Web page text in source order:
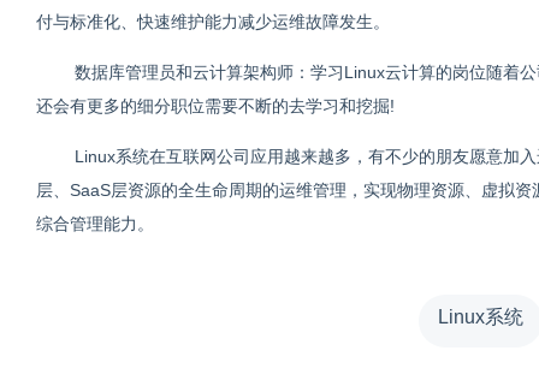
付与标准化、快速维护能力减少运维故障发生。
数据库管理员和云计算架构师：学习Linux云计算的岗位随着
还会有更多的细分职位需要不断的去学习和挖掘!
Linux系统在互联网公司应用越来越多，有不少的朋友愿意加
层、SaaS层资源的全生命周期的运维管理，实现物理资源、虚拟
综合管理能力。
Linux系统